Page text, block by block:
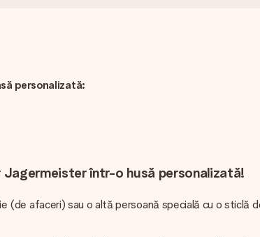
personalizată:
într-o husă personalizată!
(de afaceri) sau o altă persoană specială cu o sticlă